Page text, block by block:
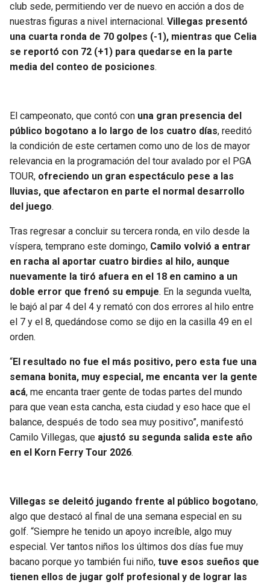
club sede, permitiendo ver de nuevo en acción a dos de
nuestras figuras a nivel internacional. Villegas presentó
una cuarta ronda de 70 golpes (-1), mientras que Celia
se reportó con 72 (+1) para quedarse en la parte
media del conteo de posiciones.
El campeonato, que contó con una gran presencia del
público bogotano a lo largo de los cuatro días, reeditó
la condición de este certamen como uno de los de mayor
relevancia en la programación del tour avalado por el PGA
TOUR, ofreciendo un gran espectáculo pese a las
lluvias, que afectaron en parte el normal desarrollo
del juego.
Tras regresar a concluir su tercera ronda, en vilo desde la
víspera, temprano este domingo, Camilo volvió a entrar
en racha al aportar cuatro birdies al hilo, aunque
nuevamente la tiró afuera en el 18 en camino a un
doble error que frenó su empuje. En la segunda vuelta,
le bajó al par 4 del 4 y remató con dos errores al hilo entre
el 7 y el 8, quedándose como se dijo en la casilla 49 en el
orden.
“El resultado no fue el más positivo, pero esta fue una
semana bonita, muy especial, me encanta ver la gente
acá, me encanta traer gente de todas partes del mundo
para que vean esta cancha, esta ciudad y eso hace que el
balance, después de todo sea muy positivo”, manifestó
Camilo Villegas, que ajustó su segunda salida este año
en el Korn Ferry Tour 2026.
Villegas se deleitó jugando frente al público bogotano,
algo que destacó al final de una semana especial en su
golf. “Siempre he tenido un apoyo increíble, algo muy
especial. Ver tantos niños los últimos dos días fue muy
bacano porque yo también fui niño, tuve esos sueños que
tienen ellos de jugar golf profesional y de lograr las